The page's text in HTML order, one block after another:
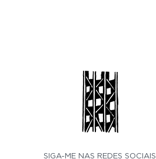
SIGA-ME NAS REDES SOCIAIS